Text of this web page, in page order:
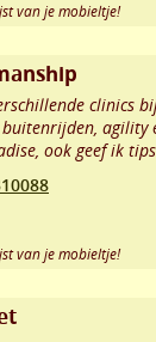
van je mobieltje!
agility
ook geef ik
van je mobieltje!